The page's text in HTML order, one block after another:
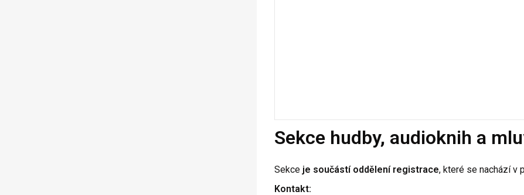
Sekce hudby, audioknih a
Sekce je součástí oddělení registrace, které se nachází v
Kontakt: